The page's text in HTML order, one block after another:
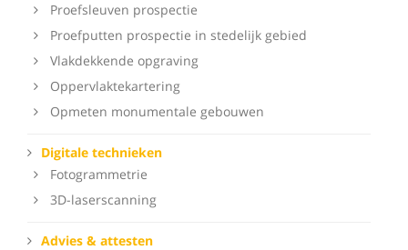
Proefsleuven prospectie
Proefputten prospectie in stedelijk gebied
Vlakdekkende opgraving
Oppervlaktekartering
Opmeten monumentale gebouwen
Digitale technieken
Fotogrammetrie
3D-laserscanning
Advies & attesten